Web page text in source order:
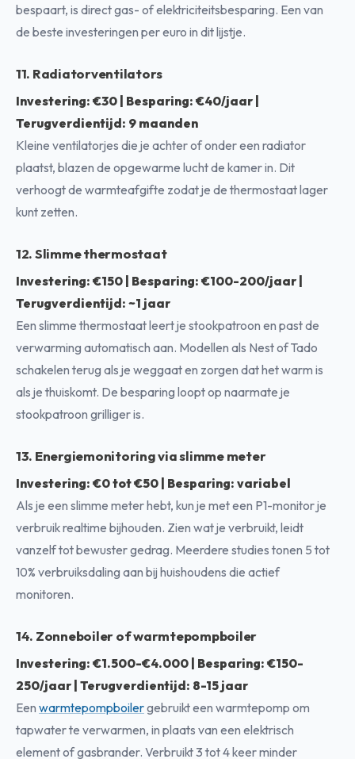
bespaart, is direct gas- of elektriciteitsbesparing. Een van
de beste investeringen per euro in dit lijstje.
11. Radiatorventilators
Investering: €30 | Besparing: €40/jaar |
Terugverdientijd: 9 maanden
Kleine ventilatorjes die je achter of onder een radiator
plaatst, blazen de opgewarme lucht de kamer in. Dit
verhoogt de warmteafgifte zodat je de thermostaat lager
kunt zetten.
12. Slimme thermostaat
Investering: €150 | Besparing: €100-200/jaar |
Terugverdientijd: ~1 jaar
Een slimme thermostaat leert je stookpatroon en past de
verwarming automatisch aan. Modellen als Nest of Tado
schakelen terug als je weggaat en zorgen dat het warm is
als je thuiskomt. De besparing loopt op naarmate je
stookpatroon grilliger is.
13. Energiemonitoring via slimme meter
Investering: €0 tot €50 | Besparing: variabel
Als je een slimme meter hebt, kun je met een P1-monitor je
verbruik realtime bijhouden. Zien wat je verbruikt, leidt
vanzelf tot bewuster gedrag. Meerdere studies tonen 5 tot
10% verbruiksdaling aan bij huishoudens die actief
monitoren.
14. Zonneboiler of warmtepompboiler
Investering: €1.500-€4.000 | Besparing: €150-
250/jaar | Terugverdientijd: 8-15 jaar
Een warmtepompboilergebruikt een warmtepomp om
tapwater te verwarmen, in plaats van een elektrisch
element of gasbrander. Verbruikt 3 tot 4 keer minder